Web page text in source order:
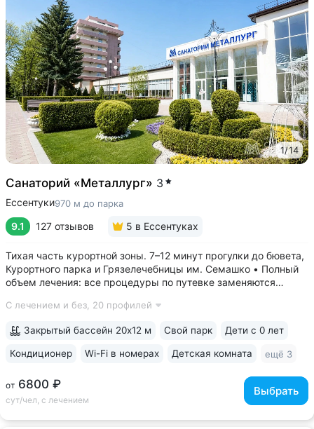
1/14
Санаторий «Металлург» 3
Ессентуки970 м до парка
9.1 127 отзывов 5 в Ессентуках
Тихая часть курортной зоны. 7–12 минут прогулки до бювета,
Курортного парка и Грязелечебницы им. Семашко • Полный
объем лечения: все процедуры по путевке заменяются
путевки включены дорогие процедуры: эндоскопические
С лечением и без, 20 профилей
от 6800 ₽
сут/чел, с лечением
Выбрать
Закрытый бассейн 20х12 м Свой парк Дети с 0 лет
Кондиционер Wi-Fi в номерах Детская комната ещё 3